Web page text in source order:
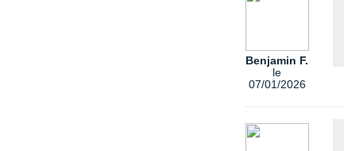
Benjamin F.
le
07/01/2026